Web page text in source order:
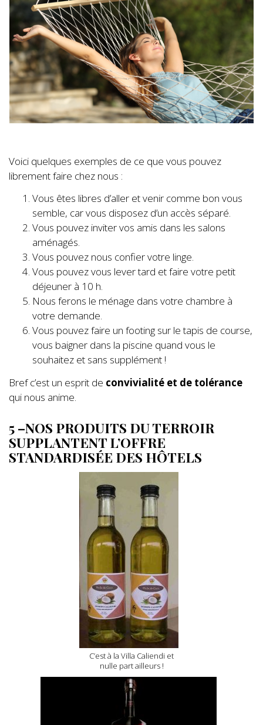
Voici quelques exemples de ce que vous pouvez
librement faire chez nous :
Vous êtes libres d’aller et venir comme bon vous
semble, car vous disposez d’un accès séparé.
Vous pouvez inviter vos amis dans les salons
aménagés.
Vous pouvez nous confier votre linge.
Vous pouvez vous lever tard et faire votre petit
déjeuner à 10 h.
Nous ferons le ménage dans votre chambre à
votre demande.
Vous pouvez faire un footing sur le tapis de course,
vous baigner dans la piscine quand vous le
souhaitez et sans supplément !
Bref c’est un esprit de convivialité et de tolérance
qui nous anime.
5 –NOS PRODUITS DU TERROIR
SUPPLANTENT L’OFFRE
STANDARDISÉE DES HÔTELS
C’est à la Villa Caliendi et
nulle part ailleurs !